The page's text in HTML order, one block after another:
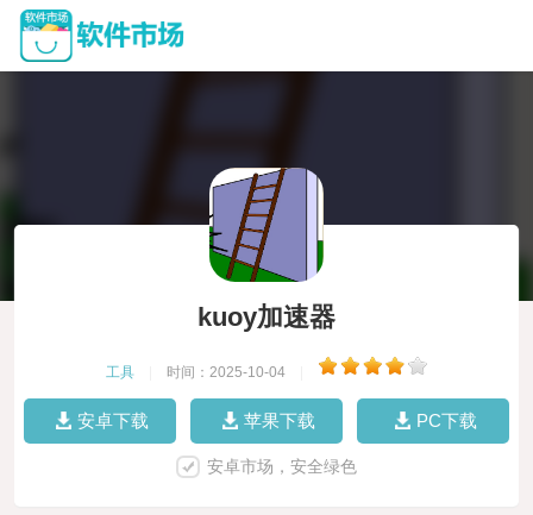
kuoy加速器
工具 时间：2025-10-04
安卓下载 苹果下载 PC下载
安卓市场，安全绿色